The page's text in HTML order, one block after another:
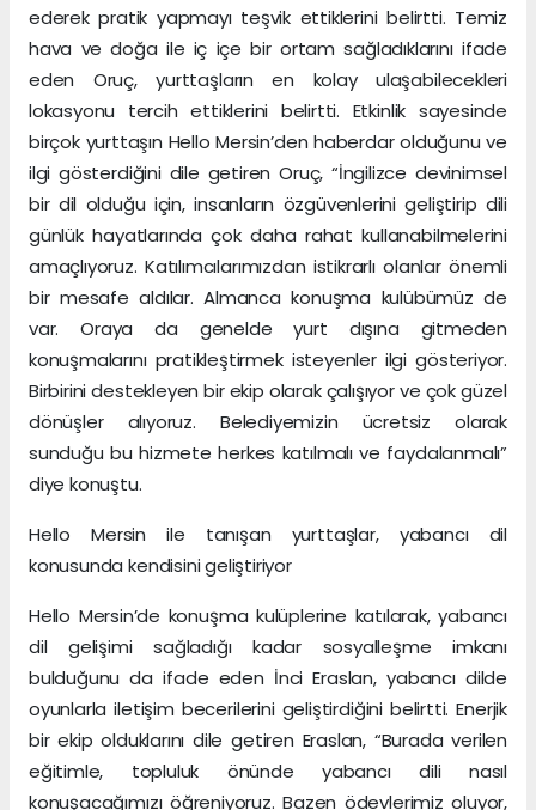
ederek pratik yapmayı teşvik ettiklerini belirtti. Temiz
hava ve doğa ile iç içe bir ortam sağladıklarını ifade
eden Oruç, yurttaşların en kolay ulaşabilecekleri
lokasyonu tercih ettiklerini belirtti. Etkinlik sayesinde
birçok yurttaşın Hello Mersin’den haberdar olduğunu ve
ilgi gösterdiğini dile getiren Oruç, “İngilizce devinimsel
bir dil olduğu için, insanların özgüvenlerini geliştirip dili
günlük hayatlarında çok daha rahat kullanabilmelerini
amaçlıyoruz. Katılımcılarımızdan istikrarlı olanlar önemli
bir mesafe aldılar. Almanca konuşma kulübümüz de
var. Oraya da genelde yurt dışına gitmeden
konuşmalarını pratikleştirmek isteyenler ilgi gösteriyor.
Birbirini destekleyen bir ekip olarak çalışıyor ve çok güzel
dönüşler alıyoruz. Belediyemizin ücretsiz olarak
sunduğu bu hizmete herkes katılmalı ve faydalanmalı”
diye konuştu.
Hello Mersin ile tanışan yurttaşlar, yabancı dil
konusunda kendisini geliştiriyor
Hello Mersin’de konuşma kulüplerine katılarak, yabancı
dil gelişimi sağladığı kadar sosyalleşme imkanı
bulduğunu da ifade eden İnci Eraslan, yabancı dilde
oyunlarla iletişim becerilerini geliştirdiğini belirtti. Enerjik
bir ekip olduklarını dile getiren Eraslan, “Burada verilen
eğitimle, topluluk önünde yabancı dili nasıl
konuşacağımızı öğreniyoruz. Bazen ödevlerimiz oluyor,